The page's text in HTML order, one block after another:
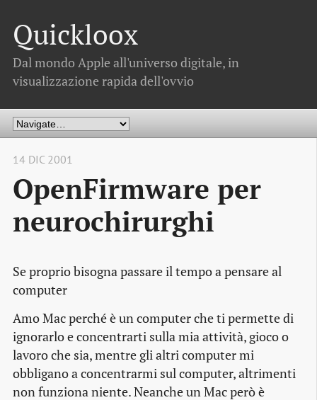
Quickloox
Dal mondo Apple all'universo digitale, in
visualizzazione rapida dell'ovvio
14 DIC 2001
OpenFirmware per
neurochirurghi
Se proprio bisogna passare il tempo a pensare al
computer
Amo Mac perché è un computer che ti permette di
ignorarlo e concentrarti sulla mia attività, gioco o
lavoro che sia, mentre gli altri computer mi
obbligano a concentrarmi sul computer, altrimenti
non funziona niente. Neanche un Mac però è